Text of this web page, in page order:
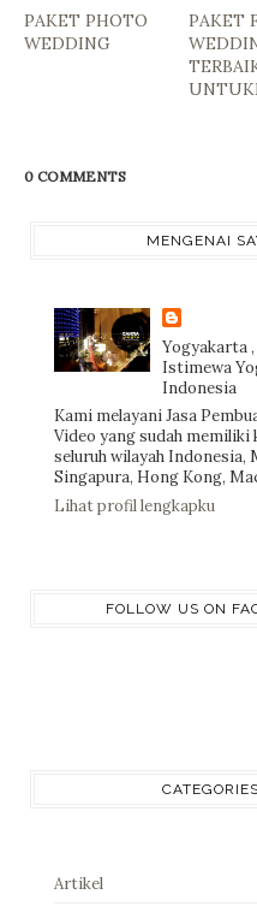
PAKET PHOTO
WEDDING
PAKET
0 COMMENTS
MENGENAI
Yogyakarta
Istimewa
Indonesia
Kami melayani Jasa
Video yang sudah memiliki
seluruh wilayah Indonesia,
Singapura, Hong Kong,
Lihat profil lengkapku
FOLLOW US ON
CATEGORIES
Artikel